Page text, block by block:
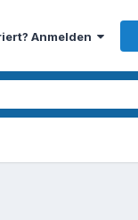
Anmelden